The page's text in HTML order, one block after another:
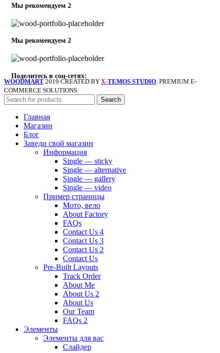
Мы рекомендуем 2
Мы рекомендуем 2
Поделитесь в соц-сетях:
WOODMART 2019 CREATED BY X-TEMOS STUDIO. PREMIUM E-
COMMERCE SOLUTIONS.
Search
Главная
Магазин
Блог
Заведи свой магазин
Информация
Single — sticky
Single — alternative
Single — gallery
Single — video
Пример страницы
Мото, вело
About Factory
FAQs
Contact Us 4
Contact Us 3
Contact Us 2
Contact Us
Pre-Built Layouts
Track Order
About Me
About Us 2
About Us
Our Team
FAQs 2
Элементы
Элементы для вас
Слайдер